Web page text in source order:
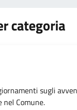
categoria
sugli
Comune.